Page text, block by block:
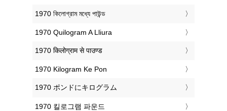
‎1970 কিলোগ্রাম মধ্যে পাউন্ড
‎1970 Quilogram A Lliura
‎1970 किलोग्राम से पाउण्ड
‎1970 Kilogram Ke Pon
‎1970 ポンドにキログラム
‎1970 킬로그램 파운드